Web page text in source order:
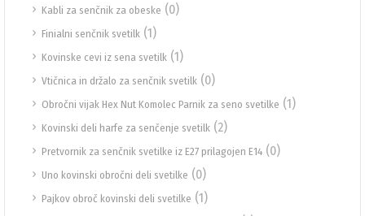
Kabli za senčnik za obeske (0)
Finialni senčnik svetilk (1)
Kovinske cevi iz sena svetilk (1)
Vtičnica in držalo za senčnik svetilk (0)
Obročni vijak Hex Nut Komolec Parnik za seno svetilke (1)
Kovinski deli harfe za senčenje svetilk (2)
Pretvornik za senčnik svetilke iz E27 prilagojen E14 (0)
Uno kovinski obročni deli svetilke (0)
Pajkov obroč kovinski deli svetilke (1)